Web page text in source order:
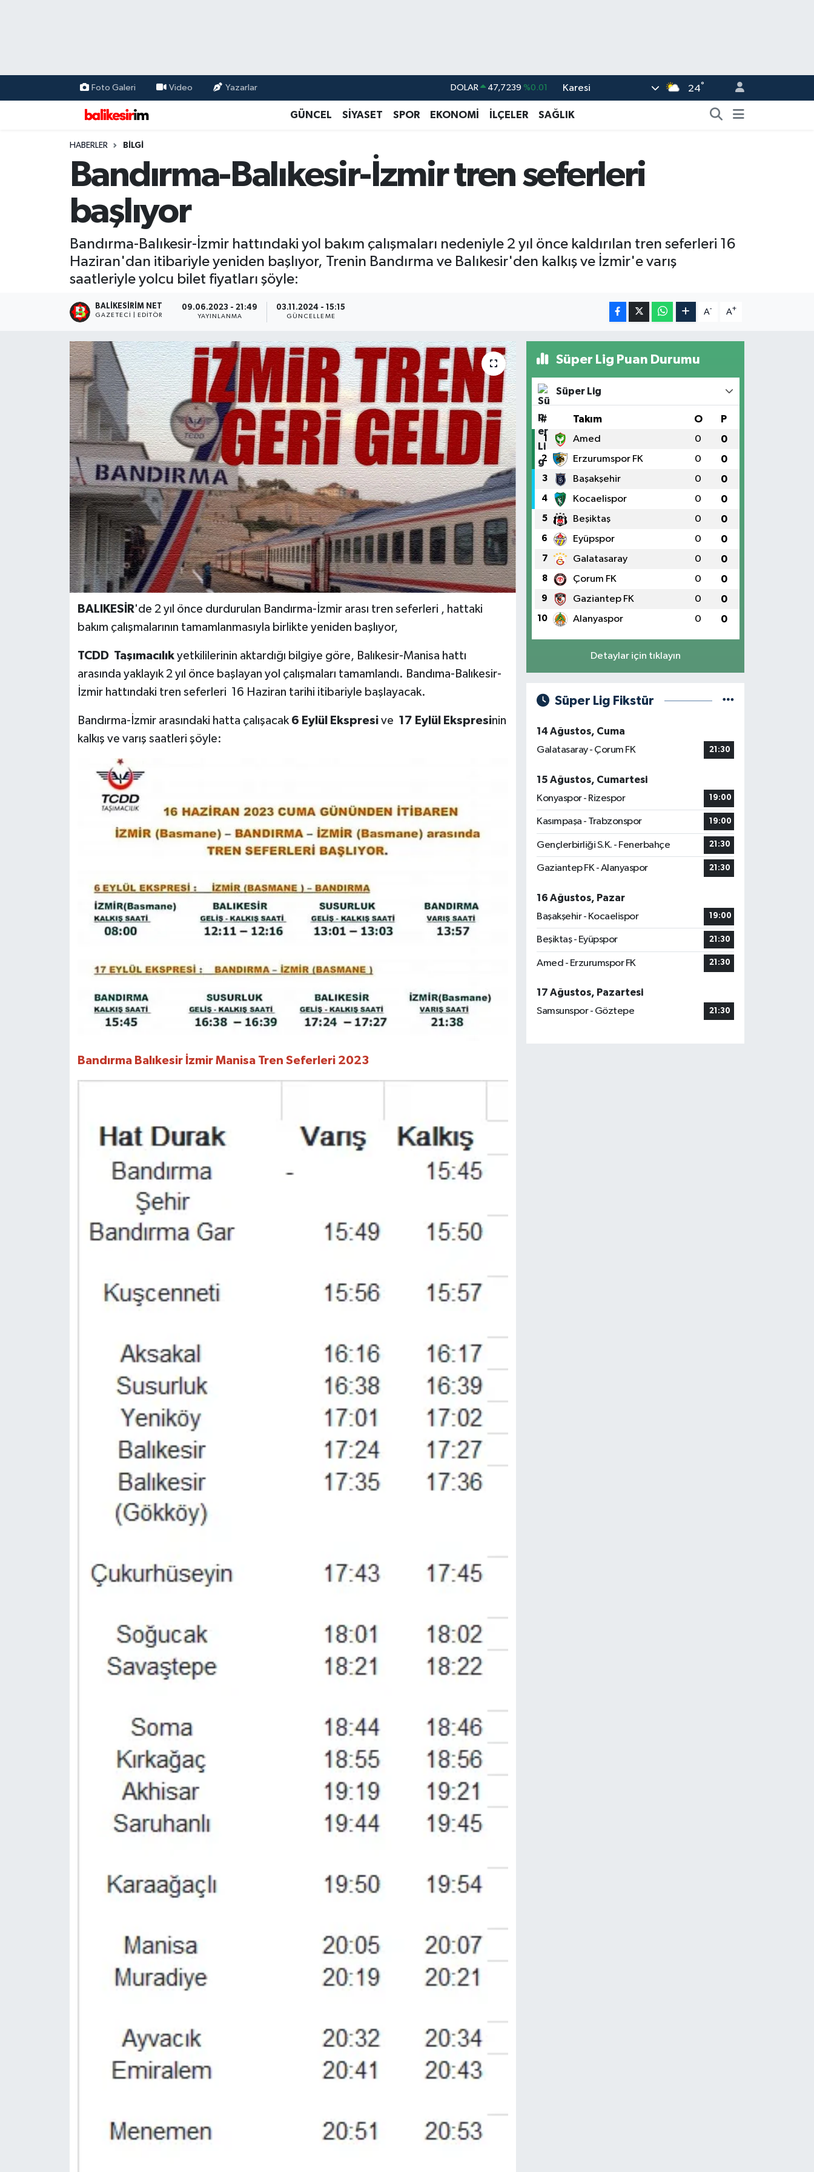
Foto Galeri Video Yazarlar DOLAR 47,7239 %0.01
EURO 55,1823 %-0.06
BİST100 13.779 %-14
Karesi 24°
GÜNCEL SİYASET SPOR EKONOMİ İLÇELER SAĞLIK
HABERLER BİLGİ
Bandırma-Balıkesir-İzmir tren seferleri
başlıyor
Bandırma-Balıkesir-İzmir hattındaki yol bakım çalışmaları nedeniyle 2 yıl önce kaldırılan tren seferleri 16
Haziran'dan itibariyle yeniden başlıyor, Trenin Bandırma ve Balıkesir'den kalkış ve İzmir'e varış
saatleriyle yolcu bilet fiyatları şöyle:
BALIKESIRIM NET
GAZETECI | EDITÖR
09.06.2023 - 21:49
YAYINLANMA
03.11.2024 - 15:15
GÜNCELLEME
A- A+
BALIKESİR'de 2 yıl önce durdurulan Bandırma-İzmir arası tren seferleri , hattaki
bakım çalışmalarının tamamlanmasıyla birlikte yeniden başlıyor,
TCDD Taşımacılıkyetkililerinin aktardığı bilgiye göre, Balıkesir-Manisa hattı
arasında yaklayık 2 yıl önce başlayan yol çalışmaları tamamlandı. Bandıma-Balıkesir-
İzmir hattındaki tren seferleri 16 Haziran tarihi itibariyle başlayacak.
Bandırma-İzmir arasındaki hatta çalışacak 6 Eylül Ekspresi ve 17 Eylül Ekspresinin
kalkış ve varış saatleri şöyle:
Bandırma Balıkesir İzmir Manisa Tren Seferleri 2023
Süper Lig Puan Durumu
Süper Lig
# Takım O P
1 Amed 0 0
2 Erzurumspor FK 0 0
3 Başakşehir 0 0
4 Kocaelispor 0 0
5 Beşiktaş 0 0
6 Eyüpspor 0 0
7 Galatasaray 0 0
8 Çorum FK 0 0
9 Gaziantep FK 0 0
10 Alanyaspor 0 0
Detaylar için tıklayın
Süper Lig Fikstür
14 Ağustos, Cuma
Galatasaray - Çorum FK
21:30
15 Ağustos, Cumartesi
Konyaspor - Rizespor
19:00
Kasımpaşa - Trabzonspor 19:00
Gençlerbirliği S.K. - Fenerbahçe 21:30
Gaziantep FK - Alanyaspor 21:30
16 Ağustos, Pazar
Başakşehir - Kocaelispor
19:00
Beşiktaş - Eyüpspor 21:30
Amed - Erzurumspor FK 21:30
17 Ağustos, Pazartesi
Samsunspor - Göztepe
21:30